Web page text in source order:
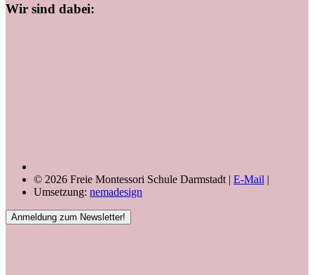
Wir sind dabei:
© 2026 Freie Montessori Schule Darmstadt | E-Mail |
Umsetzung: nemadesign
Anmeldung zum Newsletter!